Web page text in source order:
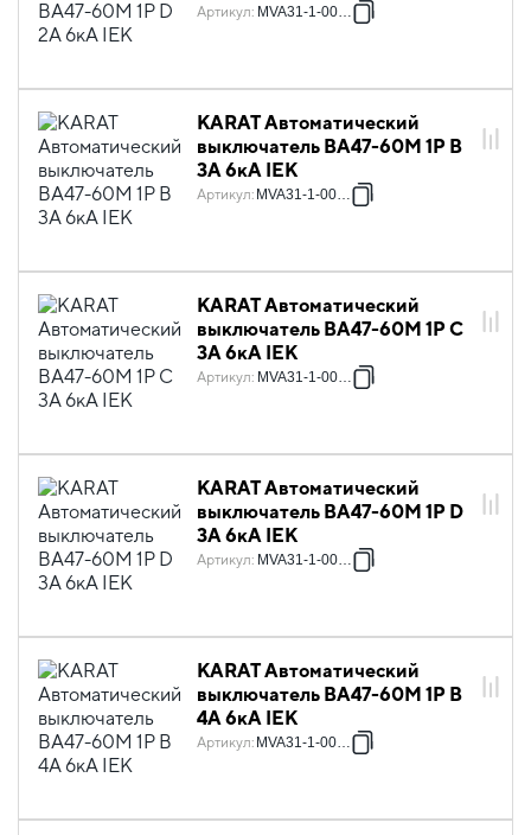
Артикул: MVA31-1-002-D
KARAT Автоматический
выключатель ВА47-60M 1P B
3А 6кА IEK
Артикул: MVA31-1-003-B
KARAT Автоматический
выключатель ВА47-60M 1P C
3А 6кА IEK
Артикул: MVA31-1-003-C
KARAT Автоматический
выключатель ВА47-60M 1P D
3А 6кА IEK
Артикул: MVA31-1-003-D
KARAT Автоматический
выключатель ВА47-60M 1P B
4А 6кА IEK
Артикул: MVA31-1-004-B